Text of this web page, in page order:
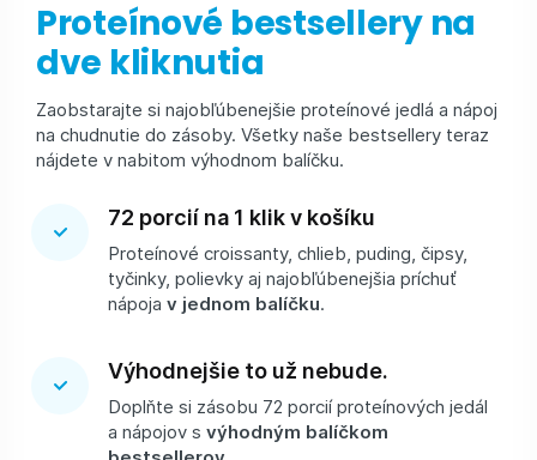
Proteínové bestsellery na
dve kliknutia
Zaobstarajte si najobľúbenejšie proteínové jedlá a nápoj
na chudnutie do zásoby. Všetky naše bestsellery teraz
nájdete v nabitom výhodnom balíčku.
72 porcií na 1 klik v košíku
Proteínové croissanty, chlieb, puding, čipsy,
tyčinky, polievky aj najobľúbenejšia príchuť
nápoja v jednom balíčku.
Výhodnejšie to už nebude.
Doplňte si zásobu 72 porcií proteínových jedál
a nápojov s výhodným balíčkom